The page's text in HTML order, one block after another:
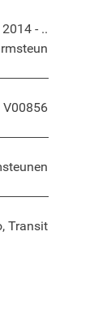
- ..
V00856
Transit